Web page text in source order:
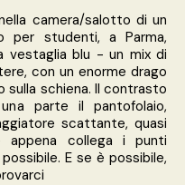
camera/salotto di un
per studenti, a Parma,
vestaglia blu - un mix di
con un enorme drago
sulla schiena. Il contrasto
parte il pantofolaio,
scattante, quasi
appena collega i punti
E se è possibile,